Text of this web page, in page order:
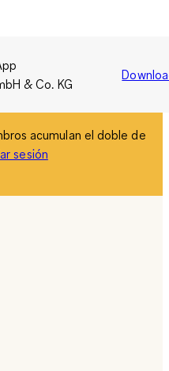
& Co. KG
acumulan el doble de
sesión